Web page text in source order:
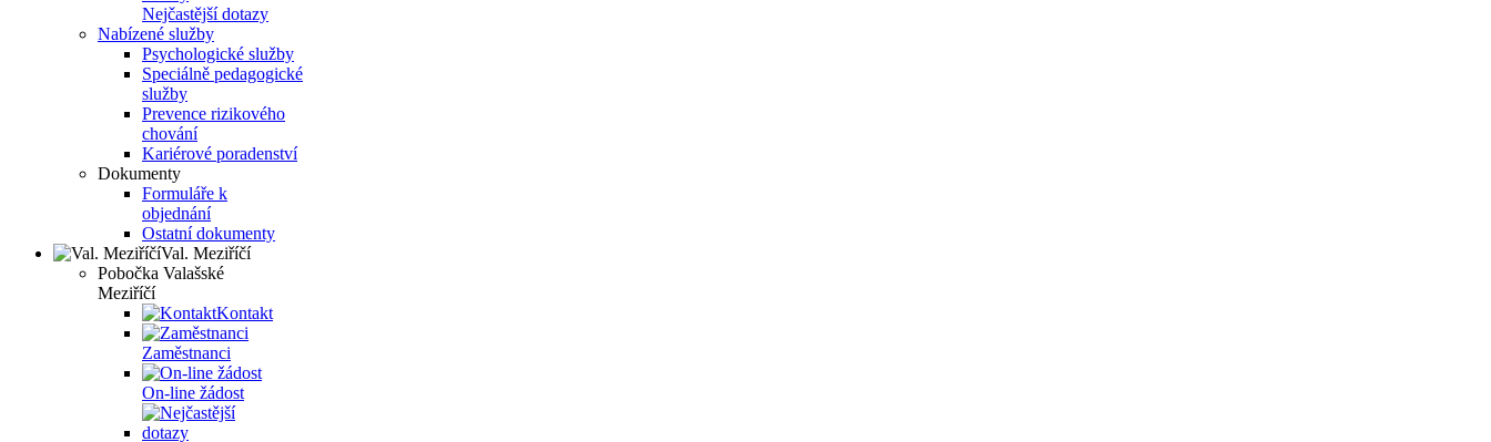
Nejčastější dotazy
Nabízené služby
Psychologické služby
Speciálně pedagogické
služby
Prevence rizikového
chování
Kariérové poradenství
Dokumenty
Formuláře k
objednání
Ostatní dokumenty
Val. Meziříčí
Pobočka Valašské
Meziříčí
Kontakt
Zaměstnanci
On-line žádost